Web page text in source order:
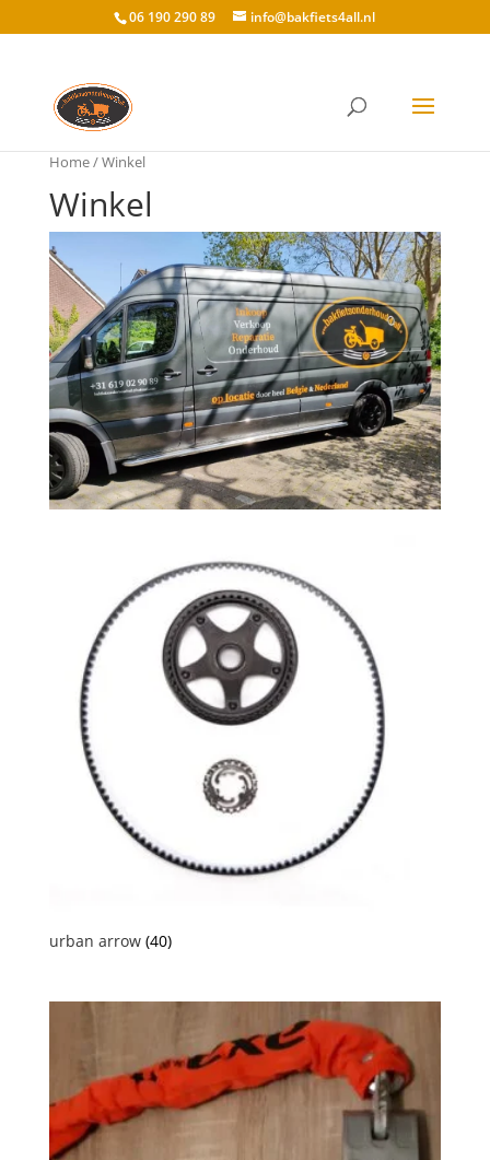
06 190 290 89 info@bakfiets4all.nl
Home/ Winkel
Winkel
urban arrow (40)